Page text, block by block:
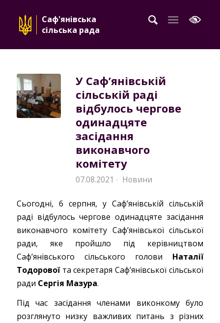
Саф'янівська
сільська рада
У Саф’янівській
сільській раді
відбулось чергове
одинадцяте
засідання
виконавчого
комітету
07.08.2021 · Новини
Сьогодні, 6 серпня, у Саф’янівській сільській
раді відбулось чергове одинадцяте засідання
виконавчого комітету Саф’янівської сільської
ради, яке пройшло під керівництвом
Саф’янівського сільського голови Наталії
Тодоровоїта секретаря Саф’янівської сільської
ради Сергія Мазура.
Під час засідання членами виконкому було
розглянуто низку важливих питань з різних